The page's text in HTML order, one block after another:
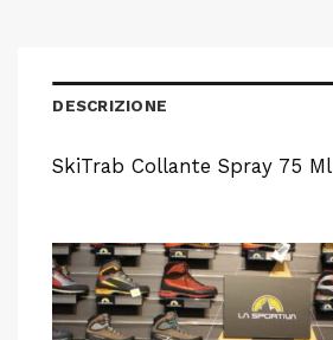
DESCRIZIONE
SkiTrab Collante Spray 75 Ml